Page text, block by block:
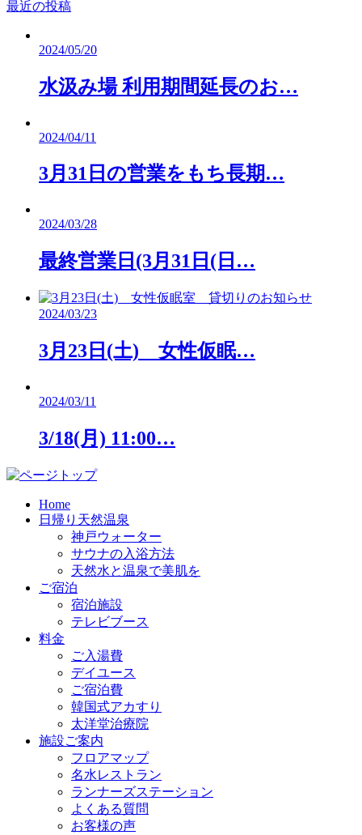
最近の投稿
2024/05/20
水汲み場 利用期間延長のお…
2024/04/11
3月31日の営業をもち長期…
2024/03/28
最終営業日(3月31日(日…
2024/03/23
3月23日(土) 女性仮眠…
2024/03/11
3/18(月) 11:00…
Home
日帰り天然温泉
神戸ウォーター
サウナの入浴方法
天然水と温泉で美肌を
ご宿泊
宿泊施設
テレビブース
料金
ご入湯費
デイユース
ご宿泊費
韓国式アカすり
太洋堂治療院
施設ご案内
フロアマップ
名水レストラン
ランナーズステーション
よくある質問
お客様の声